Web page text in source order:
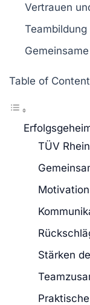
Vertrauen
Teambildung
Table of
TÜV
Stärken